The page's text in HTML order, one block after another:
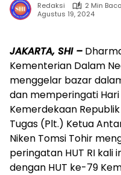
Redaksi
2 Min Baca
Agustus 19, 2024
JAKARTA, SHI –
Kementerian Dalam
menggelar bazar
dan memperingati
Kemerdekaan
Tugas (Plt.) Ketua
Niken Tomsi Tohir
peringatan HUT RI kali
dengan HUT ke-79